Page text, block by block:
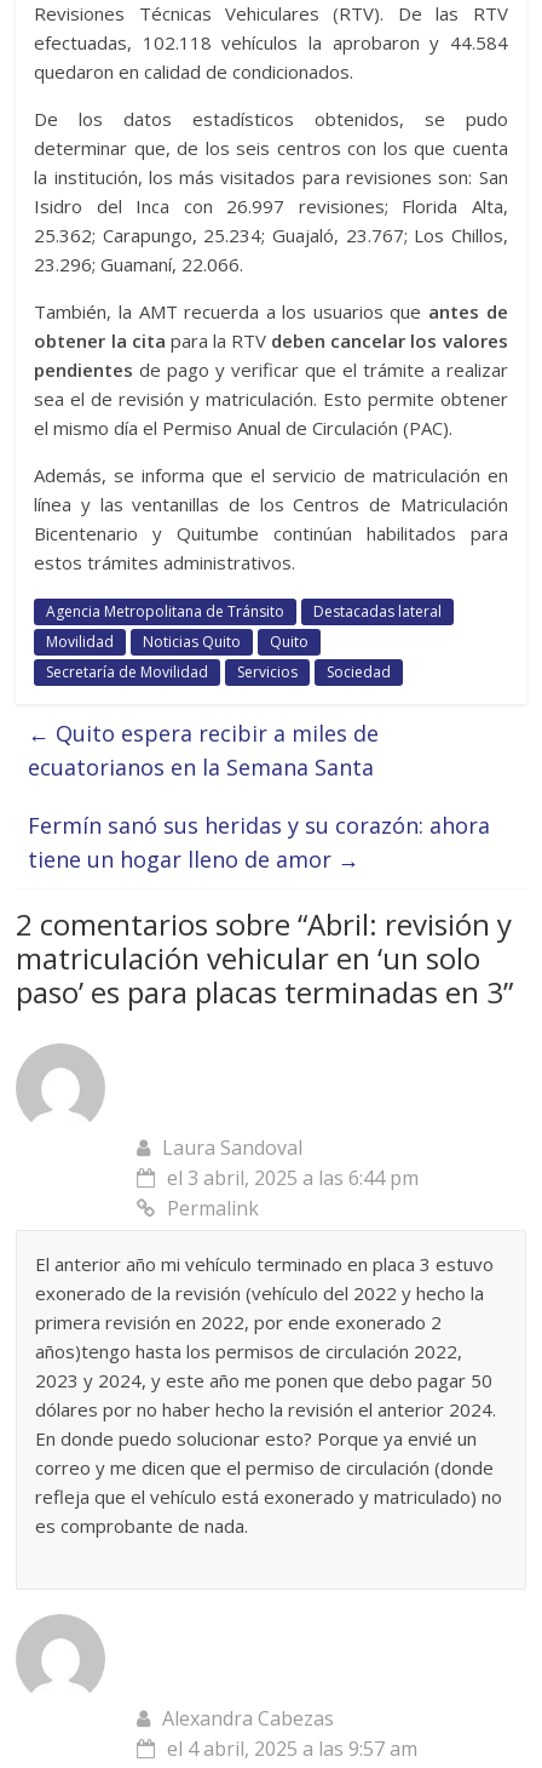
Revisiones Técnicas Vehiculares (RTV). De las RTV
efectuadas, 102.118 vehículos la aprobaron y 44.584
quedaron en calidad de condicionados.
De los datos estadísticos obtenidos, se pudo
determinar que, de los seis centros con los que cuenta
la institución, los más visitados para revisiones son: San
Isidro del Inca con 26.997 revisiones; Florida Alta,
25.362; Carapungo, 25.234; Guajaló, 23.767; Los Chillos,
23.296; Guamaní, 22.066.
También, la AMT recuerda a los usuarios que antes de
obtener la cita para la RTV deben cancelar los valores
pendientesde pago y verificar que el trámite a realizar
sea el de revisión y matriculación. Esto permite obtener
el mismo día el Permiso Anual de Circulación (PAC).
Además, se informa que el servicio de matriculación en
línea y las ventanillas de los Centros de Matriculación
Bicentenario y Quitumbe continúan habilitados para
estos trámites administrativos.
Agencia Metropolitana de Tránsito
Destacadas lateral
Movilidad
Noticias Quito
Quito
Secretaría de Movilidad
Servicios Sociedad
← Quito espera recibir a miles de
ecuatorianos en la Semana Santa
Fermín sanó sus heridas y su corazón: ahora
tiene un hogar lleno de amor →
2 comentarios sobre “Abril: revisión y
matriculación vehicular en ‘un solo
paso’ es para placas terminadas en 3”
Laura Sandoval
el 3 abril, 2025 a las 6:44 pm
Permalink
El anterior año mi vehículo terminado en placa 3 estuvo
exonerado de la revisión (vehículo del 2022 y hecho la
primera revisión en 2022, por ende exonerado 2
años)tengo hasta los permisos de circulación 2022,
2023 y 2024, y este año me ponen que debo pagar 50
dólares por no haber hecho la revisión el anterior 2024.
En donde puedo solucionar esto? Porque ya envié un
correo y me dicen que el permiso de circulación (donde
refleja que el vehículo está exonerado y matriculado) no
es comprobante de nada.
Alexandra Cabezas
el 4 abril, 2025 a las 9:57 am